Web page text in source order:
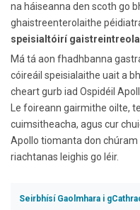
na háiseanna den scoth go
ghaistreenterolaithe
speisialtóirí
Má tá aon fhadhbanna
cóireáil speisialaithe uait a
cheart gurb iad Ospidéil
Le foireann gairmithe oilte,
cuimsitheacha, agus cur
Apollo tiomanta don
riachtanas leighis go léir.
Seirbhísí Gaolmhara i